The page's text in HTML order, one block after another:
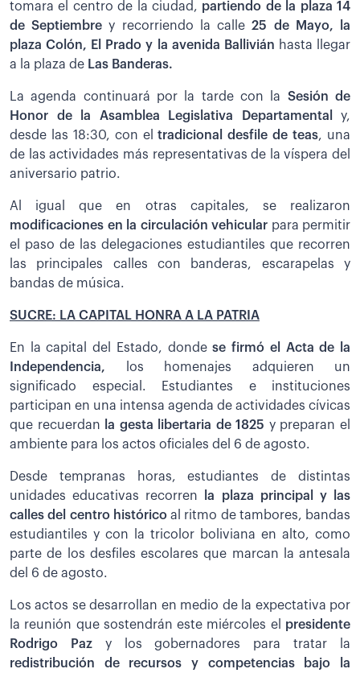
tomara el centro de la ciudad, partiendo de la plaza 14
de Septiembre y recorriendo la calle25 de Mayo, la
plaza Colón, El Prado y la avenida Ballivián hasta llegar
a la plaza de Las Banderas.
La agenda continuará por la tarde con la Sesión de
Honor de la Asamblea Legislativa Departamental
y,
desde las 18:30, con eltradicional desfile de teas, una
de las actividades más representativas de la víspera del
aniversario patrio.
Al igual que en otras capitales, se realizaron
modificaciones en la circulación vehicular para permitir
el paso de las delegaciones estudiantiles que recorren
las principales calles con banderas, escarapelas y
bandas de música.
SUCRE: LA CAPITAL HONRA A LA PATRIA
En la capital del Estado, dondese firmó el Acta de la
Independencia, los homenajes adquieren un
significado especial. Estudiantes e instituciones
participan en una intensa agenda de actividades cívicas
que recuerdan
la gesta libertaria de 1825 y preparan el
ambiente para los actos oficiales del 6 de agosto.
Desde tempranas horas, estudiantes de distintas
unidades educativas recorren la plaza principal y las
calles del centro históricoal ritmo de tambores, bandas
estudiantiles y con la tricolor boliviana en alto, como
parte de los desfiles escolares que marcan la antesala
del 6 de agosto.
Los actos se desarrollan en medio de la expectativa por
la reunión que sostendrán este miércoles el presidente
Rodrigo Pazy los gobernadores para tratar la
redistribución de recursos y competencias bajo la